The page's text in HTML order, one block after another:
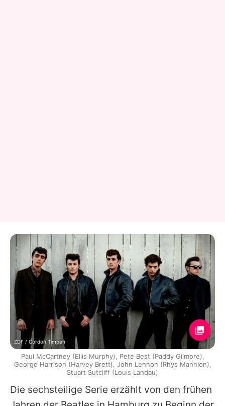
Die sechsteilige Serie erzählt von den frühen
ZDF / Gordon Timpen
Paul McCartney (Ellis Murphy), Pete Best (Paddy Gilmore),
George Harrison (Harvey Brett), John Lennon (Rhys Mannion),
Stuart Sutcliff (Louis Landau)